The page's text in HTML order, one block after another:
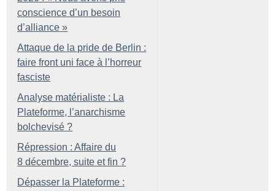
conscience d’un besoin
d’alliance »
Attaque de la pride de Berlin :
faire front uni face à l’horreur
fasciste
Analyse matérialiste : La
Plateforme, l’anarchisme
bolchevisé ?
Répression : Affaire du
8 décembre, suite et fin ?
Dépasser la Plateforme :